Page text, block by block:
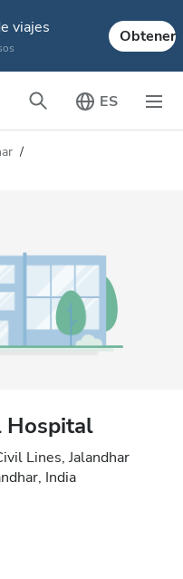
viajes Obtener
ES
Hospital
Lines, Jalandhar
India